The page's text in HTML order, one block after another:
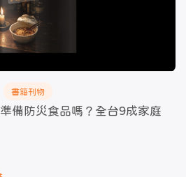
書籍刊物
備防災食品嗎？全台9成家庭